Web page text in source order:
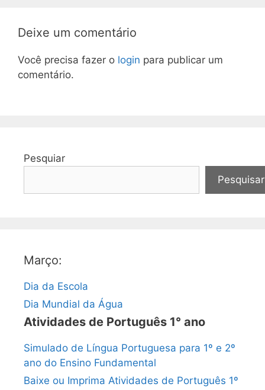
Deixe um comentário
Você precisa fazer o login para publicar um
comentário.
Pesquiar
Pesquisar
Março:
Dia da Escola
Dia Mundial da Água
Atividades de Português 1° ano
Simulado de Língua Portuguesa para 1º e 2º
ano do Ensino Fundamental
Baixe ou Imprima Atividades de Português 1º